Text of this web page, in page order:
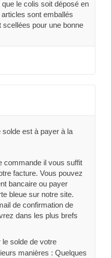
le colis soit déposé en
sont emballés
pour une bonne
solde est à payer à la
commande il vous suffit
facture. Vous pouvez
bancaire ou payer
bleue sur notre site.
de confirmation de
dans les plus brefs
solde de votre
manières : Quelques